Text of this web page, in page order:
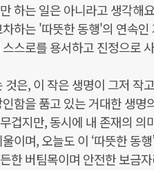
하는 일은 아니라고 생각해
하는 '따뜻한 동행'의 연속
스로를 용서하고 진정으로
은, 이 작은 생명이 그저 작
함을 품고 있는 거대한 생명
겁지만, 동시에 내 존재의
이며, 오늘도 이 ‘따뜻한 동
한 버팀목이며 안전한 보금